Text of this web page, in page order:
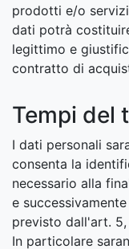
prodotti e/o
dati potrà
legittimo e
contratto di
Tempi del
I dati personali
consenta la
necessario alla
e
previsto dall'art. 5,
In particolare